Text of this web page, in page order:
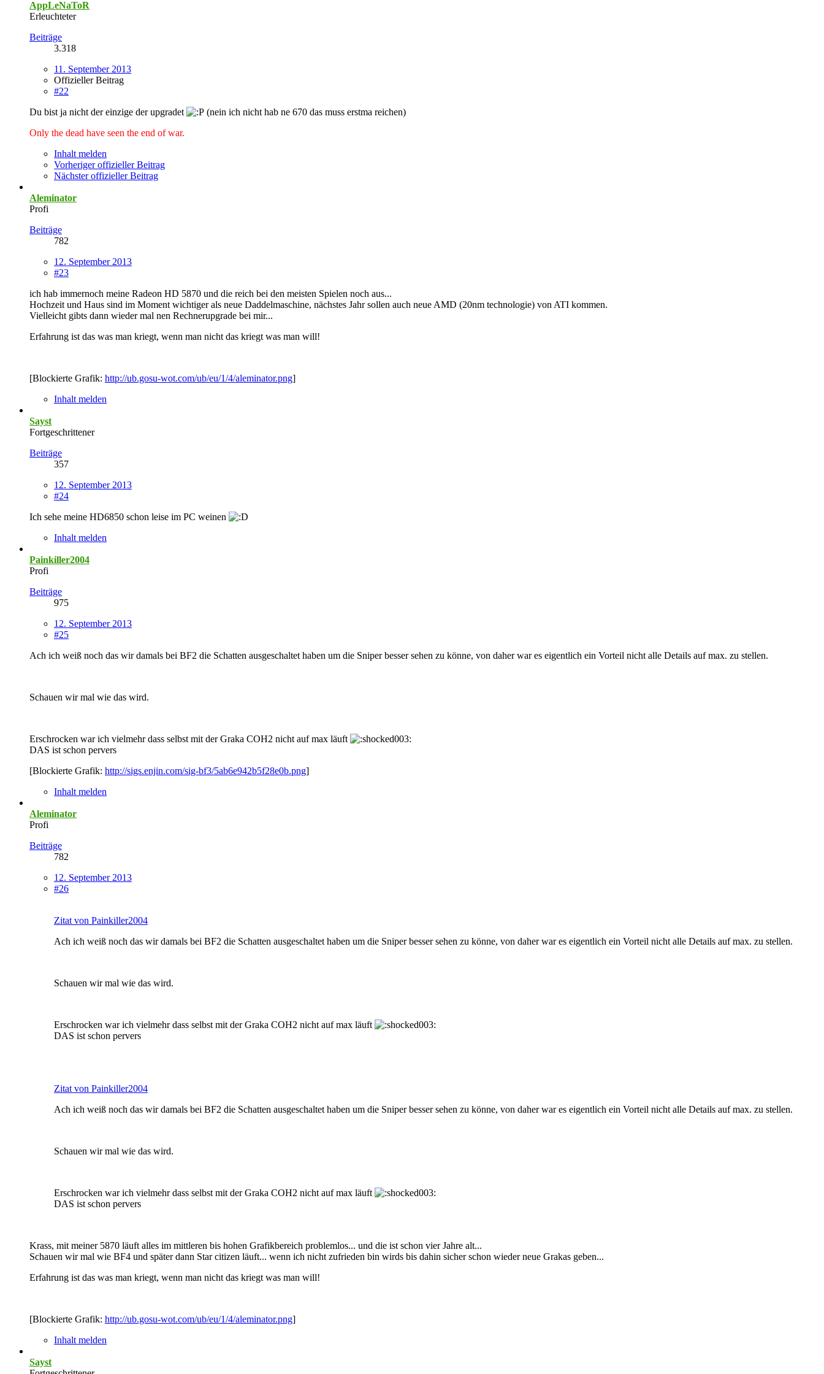
AppLeNaToR
Erleuchteter
Beiträge
3.318
11. September 2013
Offizieller Beitrag
#22
Du bist ja nicht der einzige der upgradet
(nein ich nicht hab ne 670 das muss erstma reichen)
Only the dead have seen the end of war.
Inhalt melden
Vorheriger offizieller Beitrag
Nächster offizieller Beitrag
Aleminator
Profi
Beiträge
782
12. September 2013
#23
ich hab immernoch meine Radeon HD 5870 und die reich bei den meisten Spielen noch aus...
Hochzeit und Haus sind im Moment wichtiger als neue Daddelmaschine, nächstes Jahr sollen auch neue AMD (20nm technologie) von ATI kommen.
Vielleicht gibts dann wieder mal nen Rechnerupgrade bei mir...
Erfahrung ist das was man kriegt, wenn man nicht das kriegt was man will!
[Blockierte Grafik: http://ub.gosu-wot.com/ub/eu/1/4/aleminator.png]
Inhalt melden
Sayst
Fortgeschrittener
Beiträge
357
12. September 2013
#24
Ich sehe meine HD6850 schon leise im PC weinen
Inhalt melden
Painkiller2004
Profi
Beiträge
975
12. September 2013
#25
Ach ich weiß noch das wir damals bei BF2 die Schatten ausgeschaltet haben um die Sniper besser sehen zu könne, von daher war es eigentlich ein Vorteil nicht alle Details auf max. zu stellen.
Schauen wir mal wie das wird.
Erschrocken war ich vielmehr dass selbst mit der Graka COH2 nicht auf max läuft
DAS ist schon pervers
[Blockierte Grafik: http://sigs.enjin.com/sig-bf3/5ab6e942b5f28e0b.png]
Inhalt melden
Aleminator
Profi
Beiträge
782
12. September 2013
#26
Zitat von Painkiller2004
Ach ich weiß noch das wir damals bei BF2 die Schatten ausgeschaltet haben um die Sniper besser sehen zu könne, von daher war es eigentlich ein Vorteil nicht alle Details auf max. zu stellen.
Schauen wir mal wie das wird.
Erschrocken war ich vielmehr dass selbst mit der Graka COH2 nicht auf max läuft
DAS ist schon pervers
Zitat von Painkiller2004
Ach ich weiß noch das wir damals bei BF2 die Schatten ausgeschaltet haben um die Sniper besser sehen zu könne, von daher war es eigentlich ein Vorteil nicht alle Details auf max. zu stellen.
Schauen wir mal wie das wird.
Erschrocken war ich vielmehr dass selbst mit der Graka COH2 nicht auf max läuft
DAS ist schon pervers
Krass, mit meiner 5870 läuft alles im mittleren bis hohen Grafikbereich problemlos... und die ist schon vier Jahre alt...
Schauen wir mal wie BF4 und später dann Star citizen läuft... wenn ich nicht zufrieden bin wirds bis dahin sicher schon wieder neue Grakas geben...
Erfahrung ist das was man kriegt, wenn man nicht das kriegt was man will!
[Blockierte Grafik: http://ub.gosu-wot.com/ub/eu/1/4/aleminator.png]
Inhalt melden
Sayst